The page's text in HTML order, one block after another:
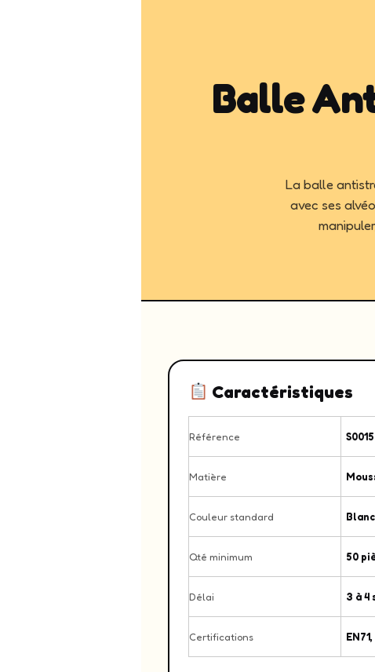
Balle
La balle
avec ses
Caractéristiques
Référence S0015
Matière
Couleur standard
Qté minimum 50
Délai 3 à 4
Certifications EN71,